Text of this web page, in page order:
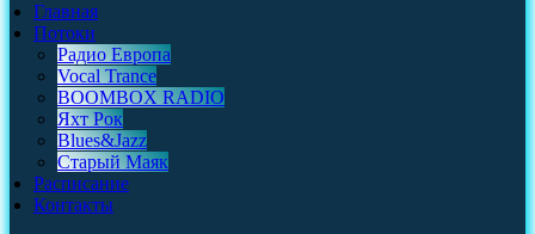
Главная
Потоки
Радио Европа
Vocal Trance
BOOMBOX RADIO
Яхт Рок
Blues&Jazz
Старый Маяк
Расписание
Контакты